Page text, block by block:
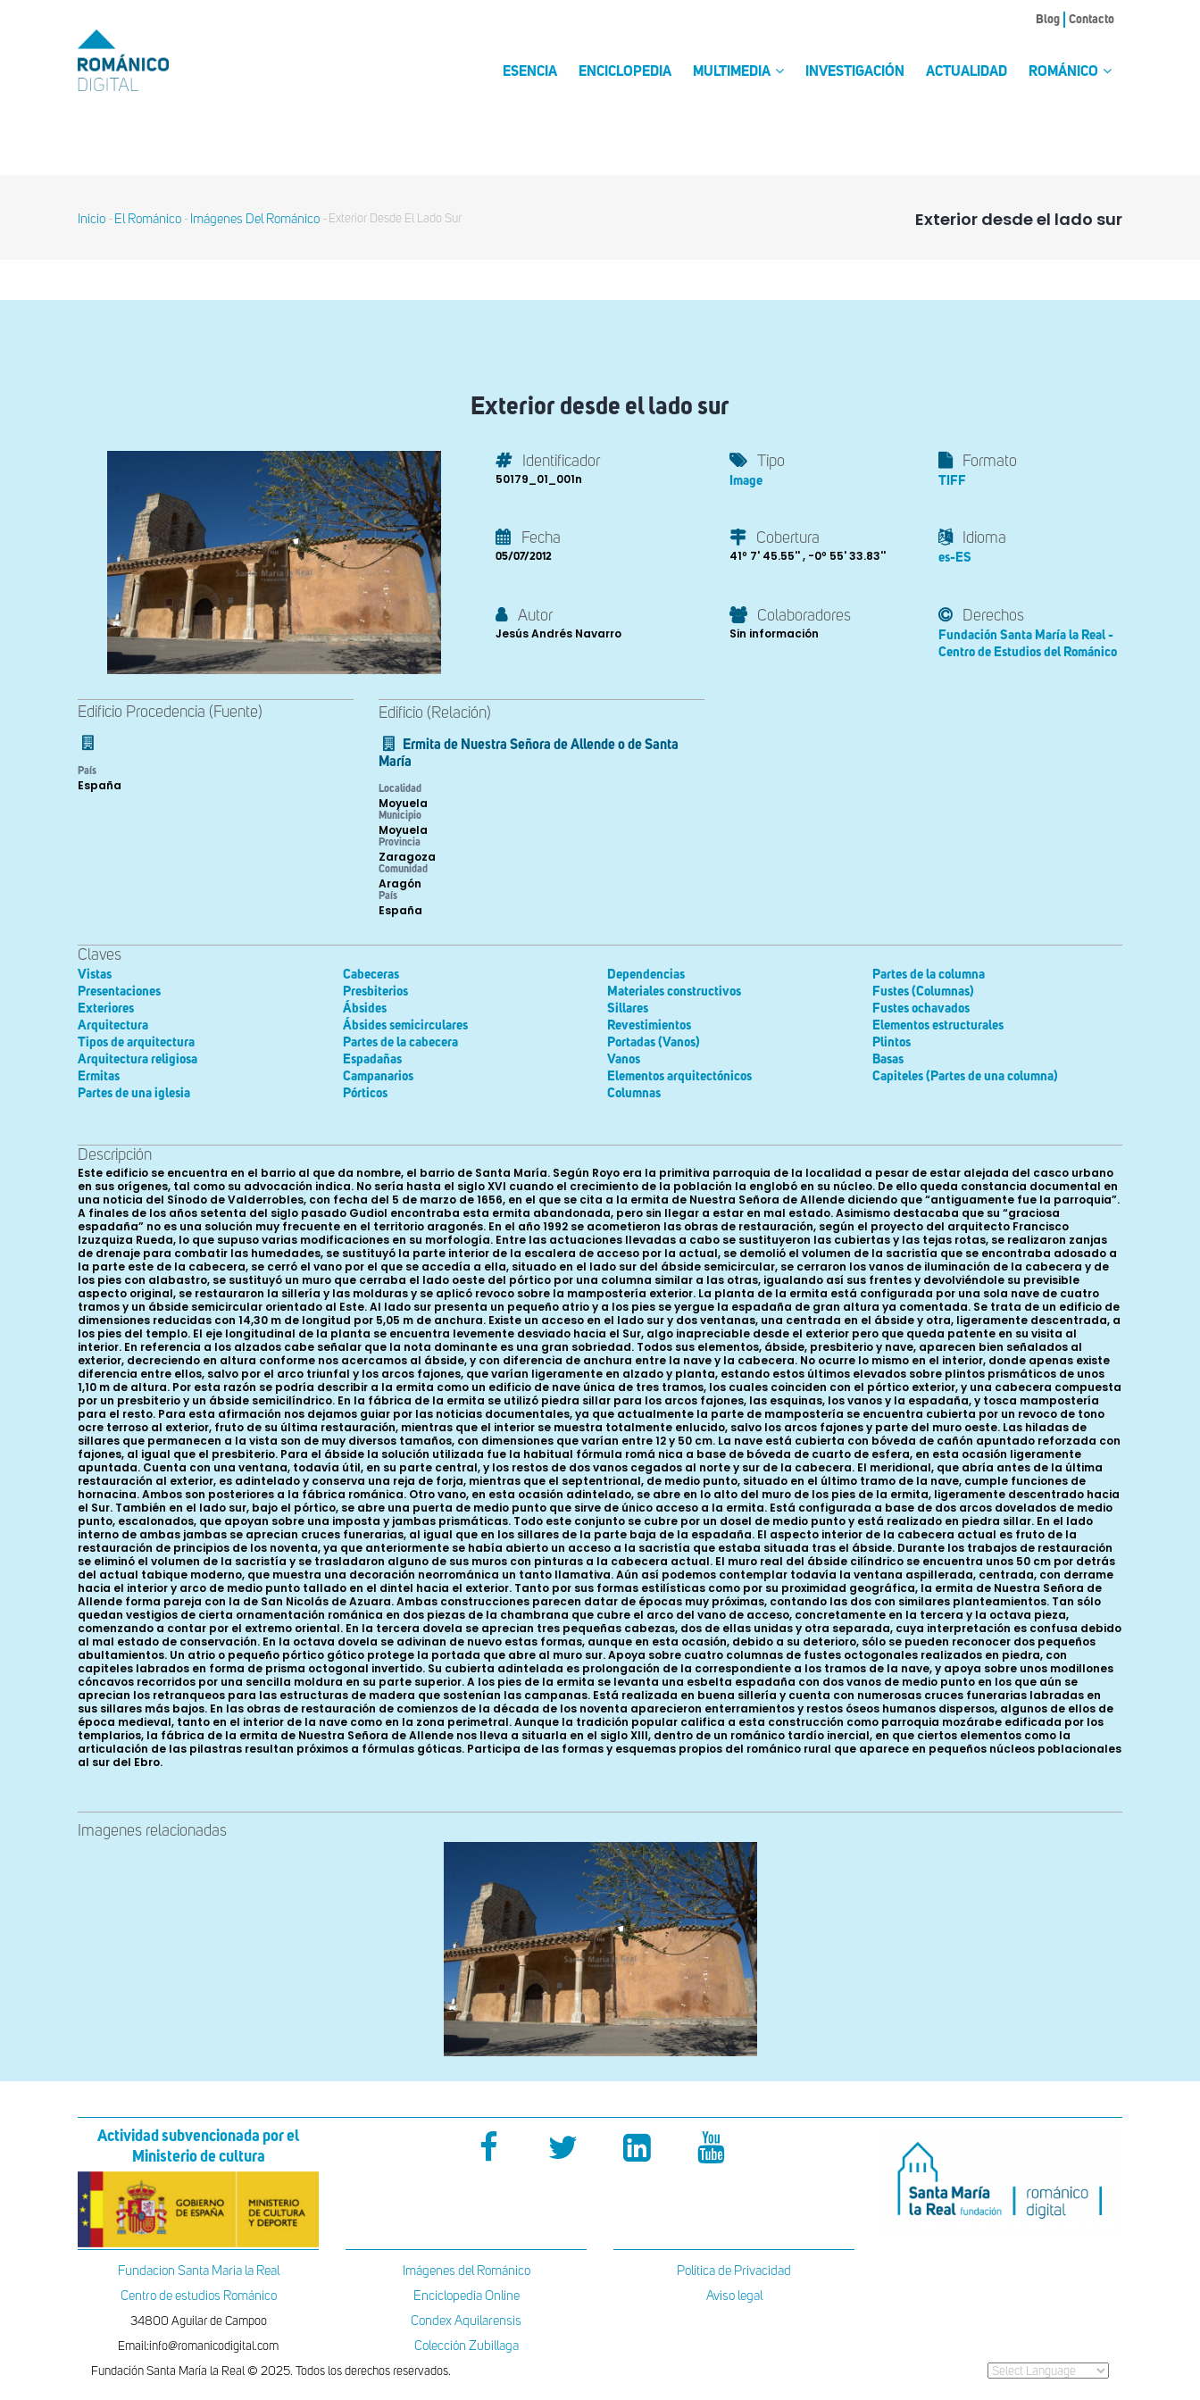
MENU
TOP
Blog Contacto
ESENCIA ENCICLOPEDIA MULTIMEDIA INVESTIGACIÓN ACTUALIDAD ROMÁNICO
Exterior desde el lado sur
Sobrescribir
Inicio - El Románico - Imágenes Del Románico - Exterior Desde El Lado Sur
Exterior desde el lado sur
Identificador
50179_01_001n
Tipo
Image
Formato
TIFF
Fecha
05/07/2012
Cobertura
41º 7' 45.55'' , -0º 55' 33.83''
Idioma
es-ES
Autor
Jesús Andrés Navarro
Colaboradores
Sin información
Derechos
Fundación Santa María la Real -
Centro de Estudios del Románico
Edificio Procedencia (Fuente)
País
España
Edificio (Relación)
Ermita de Nuestra Señora de Allende o de Santa
María
Localidad
Moyuela
Municipio
Moyuela
Provincia
Zaragoza
Comunidad
Aragón
País
España
Claves
Vistas
Presentaciones
Exteriores
Arquitectura
Tipos de arquitectura
Arquitectura religiosa
Ermitas
Partes de una iglesia
Cabeceras
Presbiterios
Ábsides
Ábsides semicirculares
Partes de la cabecera
Espadañas
Campanarios
Pórticos
Dependencias
Materiales constructivos
Sillares
Revestimientos
Portadas (Vanos)
Vanos
Elementos arquitectónicos
Columnas
Partes de la columna
Fustes (Columnas)
Fustes ochavados
Elementos estructurales
Plintos
Basas
Capiteles (Partes de una columna)
Descripción
Este edificio se encuentra en el barrio al que da nombre, el barrio de Santa María. Según Royo era la primitiva parroquia de la localidad a pesar de estar alejada del casco urbano
en sus orígenes, tal como su advocación indica. No sería hasta el siglo XVI cuando el crecimiento de la población la englobó en su núcleo. De ello queda constancia documental en
una noticia del Sínodo de Valderrobles, con fecha del 5 de marzo de 1656, en el que se cita a la ermita de Nuestra Señora de Allende diciendo que “antiguamente fue la parroquia”.
A finales de los años setenta del siglo pasado Gudiol encontraba esta ermita abandonada, pero sin llegar a estar en mal estado. Asimismo destacaba que su “graciosa
espadaña” no es una solución muy frecuente en el territorio aragonés. En el año 1992 se acometieron las obras de restauración, según el proyecto del arquitecto Francisco
Izuzquiza Rueda, lo que supuso varias modificaciones en su morfología. Entre las actuaciones llevadas a cabo se sustituyeron las cubiertas y las tejas rotas, se realizaron zanjas
de drenaje para combatir las humedades, se sustituyó la parte interior de la escalera de acceso por la actual, se demolió el volumen de la sacristía que se encontraba adosado a
la parte este de la cabecera, se cerró el vano por el que se accedía a ella, situado en el lado sur del ábside semicircular, se cerraron los vanos de iluminación de la cabecera y de
los pies con alabastro, se sustituyó un muro que cerraba el lado oeste del pórtico por una columna similar a las otras, igualando así sus frentes y devolviéndole su previsible
aspecto original, se restauraron la sillería y las molduras y se aplicó revoco sobre la mampostería exterior. La planta de la ermita está configurada por una sola nave de cuatro
tramos y un ábside semicircular orientado al Este. Al lado sur presenta un pequeño atrio y a los pies se yergue la espadaña de gran altura ya comentada. Se trata de un edificio de
dimensiones reducidas con 14,30 m de longitud por 5,05 m de anchura. Existe un acceso en el lado sur y dos ventanas, una centrada en el ábside y otra, ligeramente descentrada, a
los pies del templo. El eje longitudinal de la planta se encuentra levemente desviado hacia el Sur, algo inapreciable desde el exterior pero que queda patente en su visita al
interior. En referencia a los alzados cabe señalar que la nota dominante es una gran sobriedad. Todos sus elementos, ábside, presbiterio y nave, aparecen bien señalados al
exterior, decreciendo en altura conforme nos acercamos al ábside, y con diferencia de anchura entre la nave y la cabecera. No ocurre lo mismo en el interior, donde apenas existe
diferencia entre ellos, salvo por el arco triunfal y los arcos fajones, que varían ligeramente en alzado y planta, estando estos últimos elevados sobre plintos prismáticos de unos
1,10 m de altura. Por esta razón se podría describir a la ermita como un edificio de nave única de tres tramos, los cuales coinciden con el pórtico exterior, y una cabecera compuesta
por un presbiterio y un ábside semicilíndrico. En la fábrica de la ermita se utilizó piedra sillar para los arcos fajones, las esquinas, los vanos y la espadaña, y tosca mampostería
para el resto. Para esta afirmación nos dejamos guiar por las noticias documentales, ya que actualmente la parte de mampostería se encuentra cubierta por un revoco de tono
ocre terroso al exterior, fruto de su última restauración, mientras que el interior se muestra totalmente enlucido, salvo los arcos fajones y parte del muro oeste. Las hiladas de
sillares que permanecen a la vista son de muy diversos tamaños, con dimensiones que varían entre 12 y 50 cm. La nave está cubierta con bóveda de cañón apuntado reforzada con
fajones, al igual que el presbiterio. Para el ábside la solución utilizada fue la habitual fórmula romá nica a base de bóveda de cuarto de esfera, en esta ocasión ligeramente
apuntada. Cuenta con una ventana, todavía útil, en su parte central, y los restos de dos vanos cegados al norte y sur de la cabecera. El meridional, que abría antes de la última
restauración al exterior, es adintelado y conserva una reja de forja, mientras que el septentrional, de medio punto, situado en el último tramo de la nave, cumple funciones de
hornacina. Ambos son posteriores a la fábrica románica. Otro vano, en esta ocasión adintelado, se abre en lo alto del muro de los pies de la ermita, ligeramente descentrado hacia
el Sur. También en el lado sur, bajo el pórtico, se abre una puerta de medio punto que sirve de único acceso a la ermita. Está configurada a base de dos arcos dovelados de medio
punto, escalonados, que apoyan sobre una imposta y jambas prismáticas. Todo este conjunto se cubre por un dosel de medio punto y está realizado en piedra sillar. En el lado
interno de ambas jambas se aprecian cruces funerarias, al igual que en los sillares de la parte baja de la espadaña. El aspecto interior de la cabecera actual es fruto de la
restauración de principios de los noventa, ya que anteriormente se había abierto un acceso a la sacristía que estaba situada tras el ábside. Durante los trabajos de restauración
se eliminó el volumen de la sacristía y se trasladaron alguno de sus muros con pinturas a la cabecera actual. El muro real del ábside cilíndrico se encuentra unos 50 cm por detrás
del actual tabique moderno, que muestra una decoración neorrománica un tanto llamativa. Aún así podemos contemplar todavía la ventana aspillerada, centrada, con derrame
hacia el interior y arco de medio punto tallado en el dintel hacia el exterior. Tanto por sus formas estilísticas como por su proximidad geográfica, la ermita de Nuestra Señora de
Allende forma pareja con la de San Nicolás de Azuara. Ambas construcciones parecen datar de épocas muy próximas, contando las dos con similares planteamientos. Tan sólo
quedan vestigios de cierta ornamentación románica en dos piezas de la chambrana que cubre el arco del vano de acceso, concretamente en la tercera y la octava pieza,
comenzando a contar por el extremo oriental. En la tercera dovela se aprecian tres pequeñas cabezas, dos de ellas unidas y otra separada, cuya interpretación es confusa debido
al mal estado de conservación. En la octava dovela se adivinan de nuevo estas formas, aunque en esta ocasión, debido a su deterioro, sólo se pueden reconocer dos pequeños
abultamientos. Un atrio o pequeño pórtico gótico protege la portada que abre al muro sur. Apoya sobre cuatro columnas de fustes octogonales realizados en piedra, con
capiteles labrados en forma de prisma octogonal invertido. Su cubierta adintelada es prolongación de la correspondiente a los tramos de la nave, y apoya sobre unos modillones
cóncavos recorridos por una sencilla moldura en su parte superior. A los pies de la ermita se levanta una esbelta espadaña con dos vanos de medio punto en los que aún se
aprecian los retranqueos para las estructuras de madera que sostenían las campanas. Está realizada en buena sillería y cuenta con numerosas cruces funerarias labradas en
sus sillares más bajos. En las obras de restauración de comienzos de la década de los noventa aparecieron enterramientos y restos óseos humanos dispersos, algunos de ellos de
época medieval, tanto en el interior de la nave como en la zona perimetral. Aunque la tradición popular califica a esta construcción como parroquia mozárabe edificada por los
templarios, la fábrica de la ermita de Nuestra Señora de Allende nos lleva a situarla en el siglo XIII, dentro de un románico tardío inercial, en que ciertos elementos como la
articulación de las pilastras resultan próximos a fórmulas góticas. Participa de las formas y esquemas propios del románico rural que aparece en pequeños núcleos poblacionales
al sur del Ebro.
Imagenes relacionadas
Actividad subvencionada por el
Ministerio de cultura
Fundacion Santa Maria la Real
Centro de estudios Románico
34800 Aguilar de Campoo
Email:info@romanicodigital.com
Imágenes del Románico
Enciclopedia Online
Condex Aquilarensis
Colección Zubillaga
Política de Privacidad
Aviso legal
Fundación Santa María la Real © 2025. Todos los derechos reservados.